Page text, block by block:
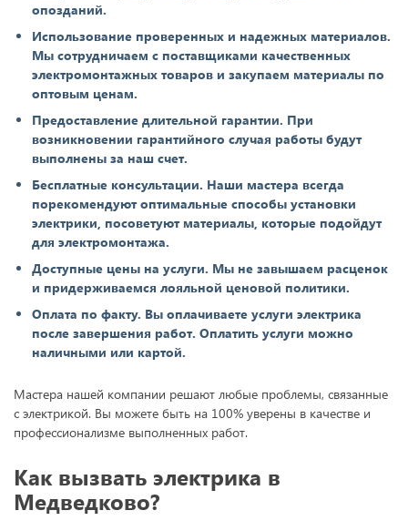
опозданий.
Использование проверенных и надежных материалов.
Мы сотрудничаем с поставщиками качественных
электромонтажных товаров и закупаем материалы по
оптовым ценам.
Предоставление длительной гарантии. При
возникновении гарантийного случая работы будут
выполнены за наш счет.
Бесплатные консультации. Наши мастера всегда
порекомендуют оптимальные способы установки
электрики, посоветуют материалы, которые подойдут
для электромонтажа.
Доступные цены на услуги. Мы не завышаем расценок
и придерживаемся лояльной ценовой политики.
Оплата по факту. Вы оплачиваете услуги электрика
после завершения работ. Оплатить услуги можно
наличными или картой.
Мастера нашей компании решают любые проблемы, связанные
с электрикой. Вы можете быть на 100% уверены в качестве и
профессионализме выполненных работ.
Как вызвать электрика в
Медведково?